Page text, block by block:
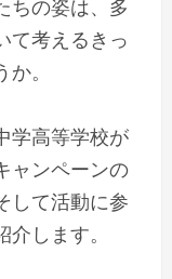
ちの姿は、多
て考えるきっ
。
学高等学校が
ャンペーンの
して活動に参
します。